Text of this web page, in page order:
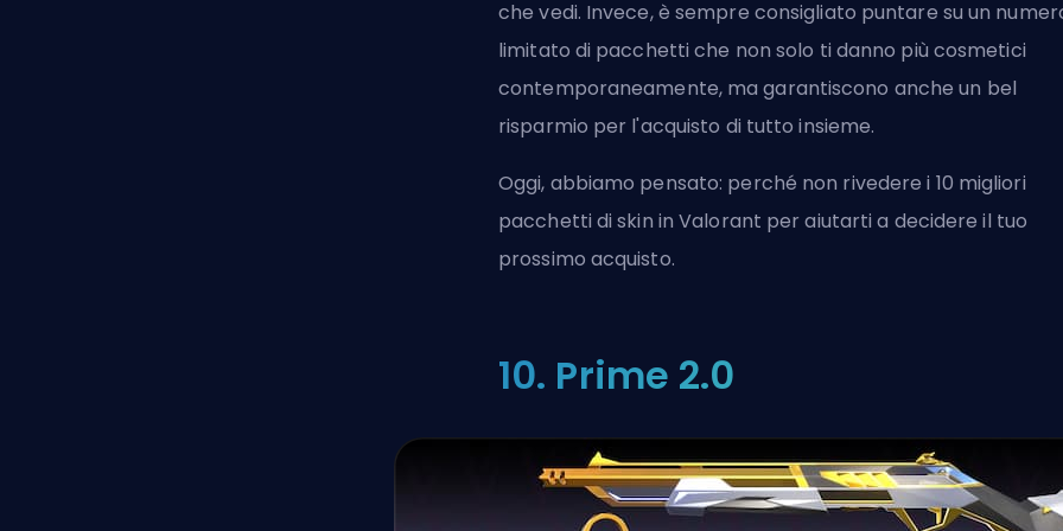
che vedi. Invece, è sempre consigliato puntare su un
limitato di pacchetti che non solo ti danno più cosmetici
contemporaneamente, ma garantiscono anche un bel
risparmio per l'acquisto di tutto insieme.
Oggi, abbiamo pensato: perché non rivedere i 10 migliori
pacchetti di skin in Valorant per aiutarti a decidere il tuo
prossimo acquisto.
10. Prime 2.0